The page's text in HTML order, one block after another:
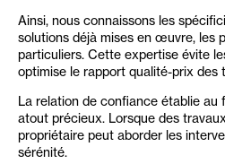
Ainsi, nous connaissons les
solutions déjà mises en œuvre, les
particuliers. Cette expertise évite
optimise le rapport qualité-prix des
La relation de confiance établie au
atout précieux. Lorsque des
propriétaire peut aborder les
sérénité.